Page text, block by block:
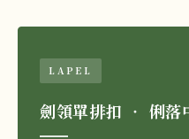
LAPEL
劍領單排扣 ‧ 俐落